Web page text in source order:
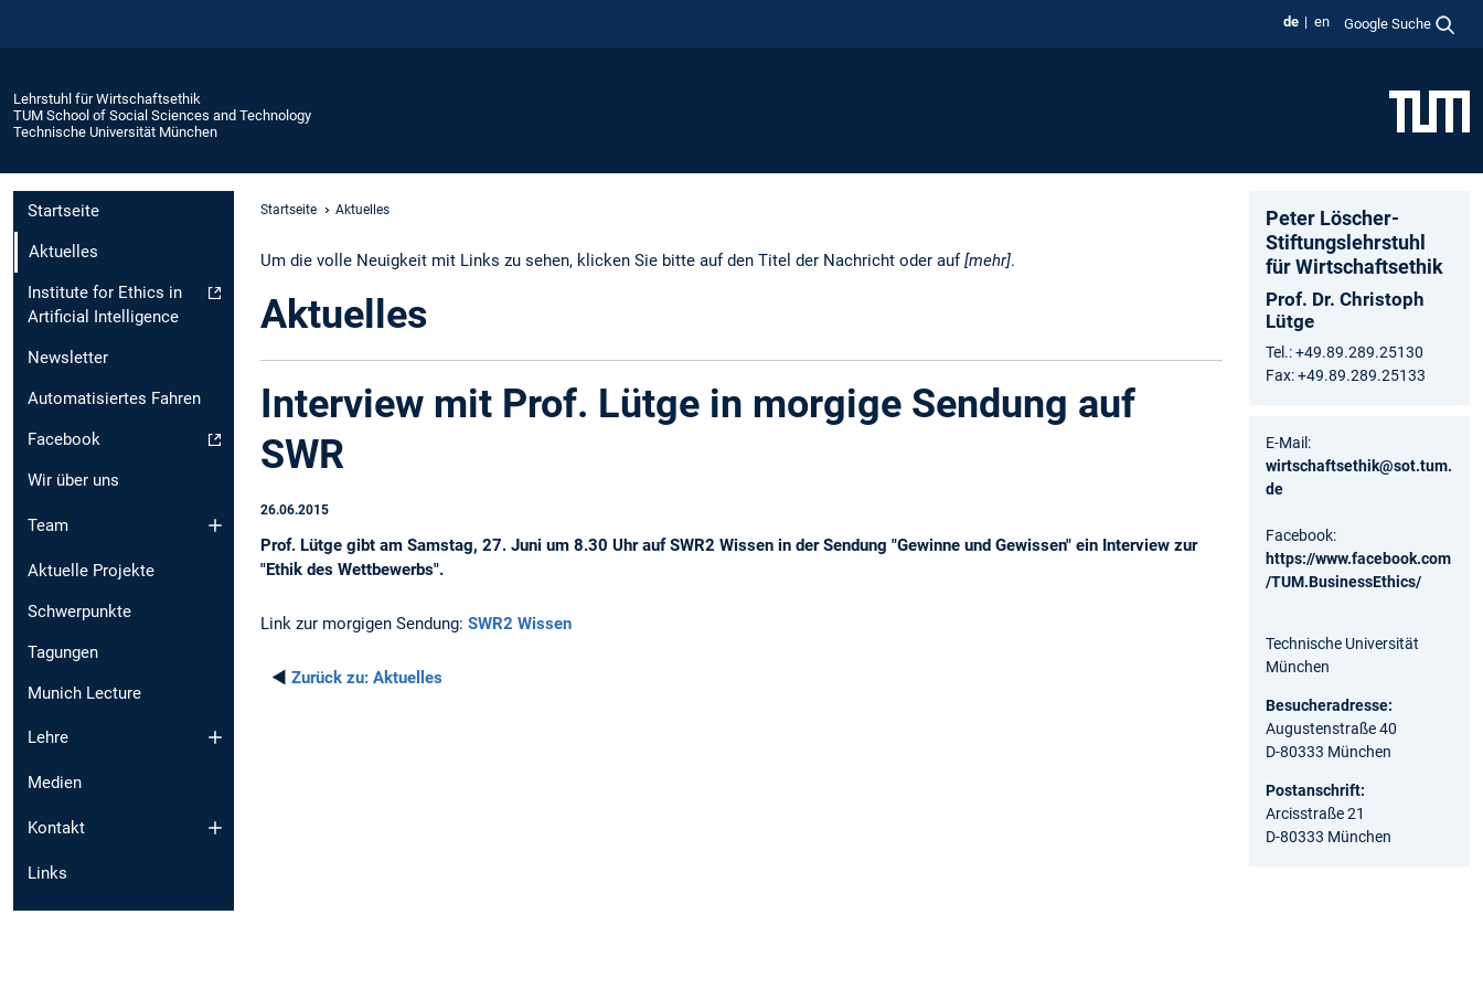
de en Google Suche
Lehrstuhl für Wirtschaftsethik
TUM School of Social Sciences and Technology
Technische Universität München
Startseite
Aktuelles
Institute for Ethics in
Artificial Intelligence
Newsletter
Automatisiertes Fahren
Facebook
Wir über uns
Team
Aktuelle Projekte
Schwerpunkte
Tagungen
Munich Lecture
Lehre
Medien
Kontakt
Links
Startseite Aktuelles
Um die volle Neuigkeit mit Links zu sehen, klicken Sie bitte auf den Titel der Nachricht oder auf[mehr].
Aktuelles
Interview mit Prof. Lütge in morgige Sendung auf
SWR
26.06.2015
Prof. Lütge gibt am Samstag, 27. Juni um 8.30 Uhr auf SWR2 Wissen in der Sendung "Gewinne und Gewissen" ein Interview zur
"Ethik des Wettbewerbs".
Link zur morgigen Sendung: SWR2 Wissen
◄ Zurück zu: Aktuelles
Peter Löscher-
Stiftungslehrstuhl
für Wirtschaftsethik
Prof. Dr. Christoph
Lütge
Tel.: +49.89.289.25130
Fax: +49.89.289.25133
E-Mail:
wirtschaftsethik@sot.tum.
de
Facebook:
https://www.facebook.com
/TUM.BusinessEthics/
Technische Universität
München
Besucheradresse:
Augustenstraße 40
D-80333 München
Postanschrift:
Arcisstraße 21
D-80333 München